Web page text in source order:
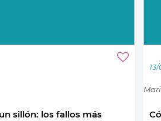
sillón: los fallos más